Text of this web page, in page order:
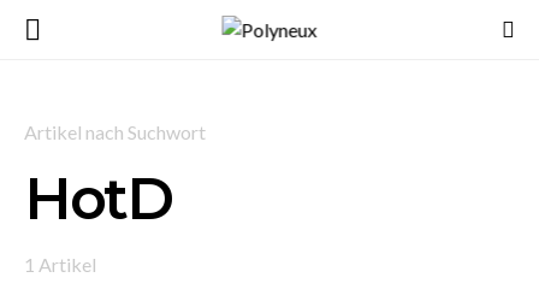
Artikel nach Suchwort
HotD
1 Artikel